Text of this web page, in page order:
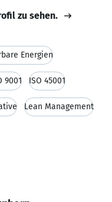
zu sehen.
Energien
9001 ISO 45001
Lean Management